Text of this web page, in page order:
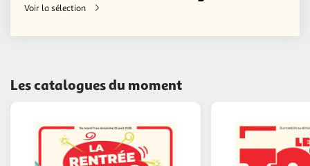
Voir la sélection
Les catalogues du moment